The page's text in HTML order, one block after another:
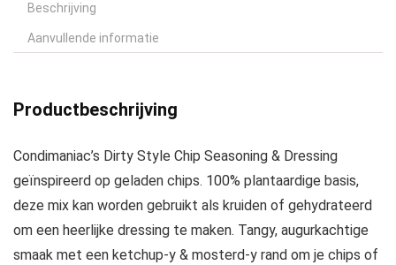
Beschrijving
Aanvullende informatie
Productbeschrijving
Condimaniac’s Dirty Style Chip Seasoning & Dressing
geïnspireerd op geladen chips. 100% plantaardige basis,
deze mix kan worden gebruikt als kruiden of gehydrateerd
om een heerlijke dressing te maken. Tangy, augurkachtige
smaak met een ketchup-y & mosterd-y rand om je chips of